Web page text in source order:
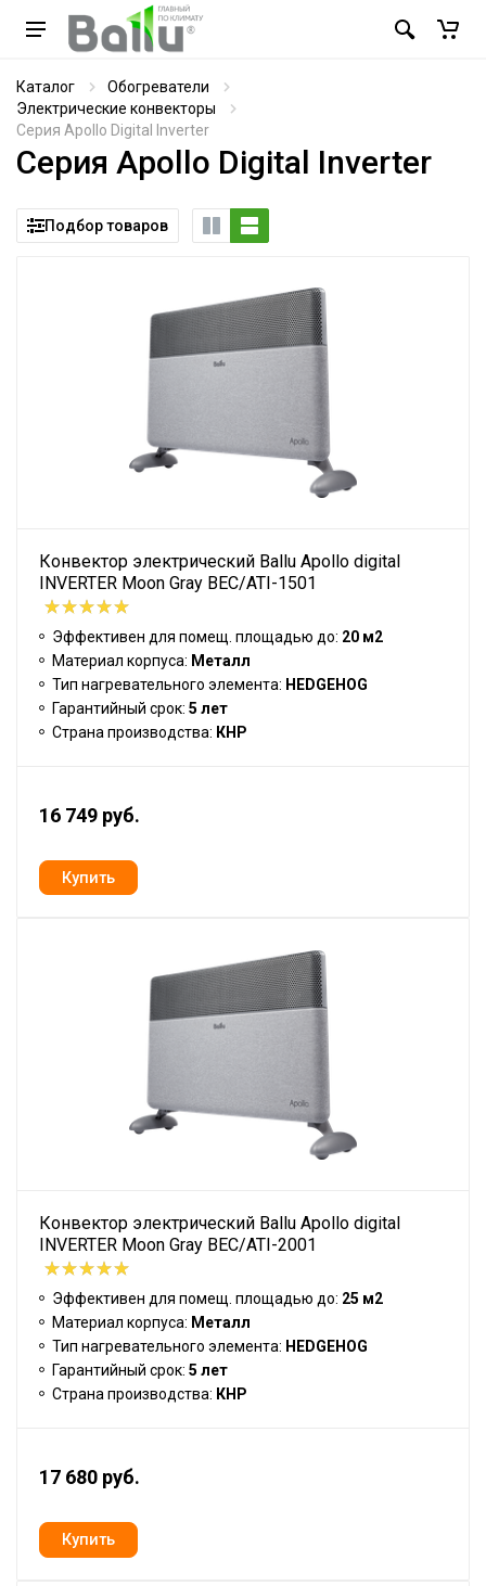
Каталог
Обогреватели
Электрические конвекторы
Серия Apollo Digital Inverter
Серия Apollo Digital Inverter
Подбор товаров
Конвектор электрический Ballu Apollo digital
INVERTER Moon Gray BEC/ATI-1501
Эффективен для помещ. площадью до: 20 м2
Материал корпуса: Металл
Тип нагревательного элемента: HEDGEHOG
Гарантийный срок: 5 лет
Страна производства: КНР
16 749 руб.
Конвектор электрический Ballu Apollo digital
INVERTER Moon Gray BEC/ATI-2001
Эффективен для помещ. площадью до: 25 м2
Материал корпуса: Металл
Тип нагревательного элемента: HEDGEHOG
Гарантийный срок: 5 лет
Страна производства: КНР
17 680 руб.